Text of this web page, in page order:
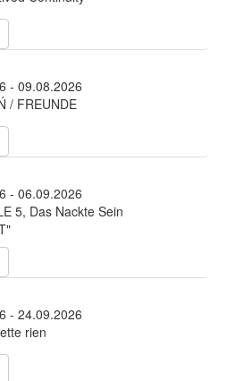
- 09.08.2026
/ FREUNDE
- 06.09.2026
5, Das Nackte Sein
- 24.09.2026
rien